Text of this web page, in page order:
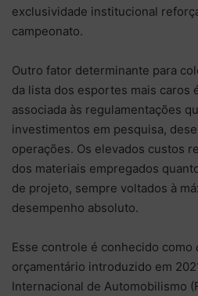
exclusividade institucional
campeonato.
Outro fator determinante para
da lista dos esportes mais caros
associada às regulamentações
investimentos em pesquisa,
operações. Os elevados custos
dos materiais empregados
de projeto, sempre voltados à
desempenho absoluto.
Esse controle é conhecido como
orçamentário introduzido em
Internacional de Automobilismo